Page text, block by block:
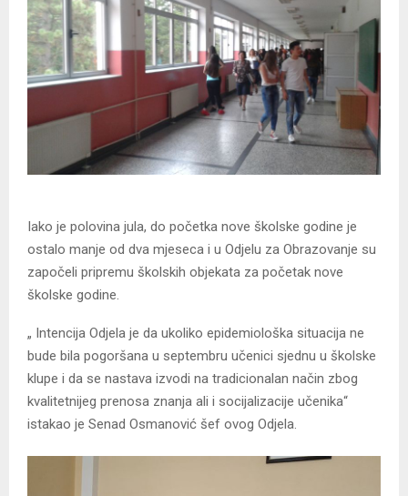
Iako je polovina jula, do početka nove školske godine je
ostalo manje od dva mjeseca i u Odjelu za Obrazovanje su
započeli pripremu školskih objekata za početak nove
školske godine.
„ Intencija Odjela je da ukoliko epidemiološka situacija ne
bude bila pogoršana u septembru učenici sjednu u školske
klupe i da se nastava izvodi na tradicionalan način zbog
kvalitetnijeg prenosa znanja ali i socijalizacije učenika“
istakao je Senad Osmanović šef ovog Odjela.